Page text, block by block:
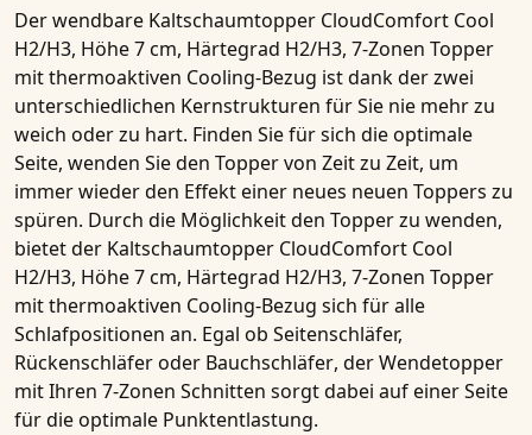
Der wendbare Kaltschaumtopper CloudComfort Cool
H2/H3, Höhe 7 cm, Härtegrad H2/H3, 7-Zonen Topper
mit thermoaktiven Cooling-Bezug ist dank der zwei
unterschiedlichen Kernstrukturen für Sie nie mehr zu
weich oder zu hart. Finden Sie für sich die optimale
Seite, wenden Sie den Toppervon Zeit zu Zeit, um
immer wieder den Effekt einer neues neuen Toppers zu
spüren. Durch die Möglichkeit den Topperzu wenden,
bietet der Kaltschaumtopper CloudComfort Cool
H2/H3, Höhe 7 cm, Härtegrad H2/H3, 7-Zonen Topper
mit thermoaktiven Cooling-Bezug sich für alle
Schlafpositionen an. Egal ob Seitenschläfer,
Rückenschläfer oder Bauchschläfer, derWendetopper
mit Ihren 7-Zonen Schnitten sorgt dabei auf einer Seite
für die optimale Punktentlastung.